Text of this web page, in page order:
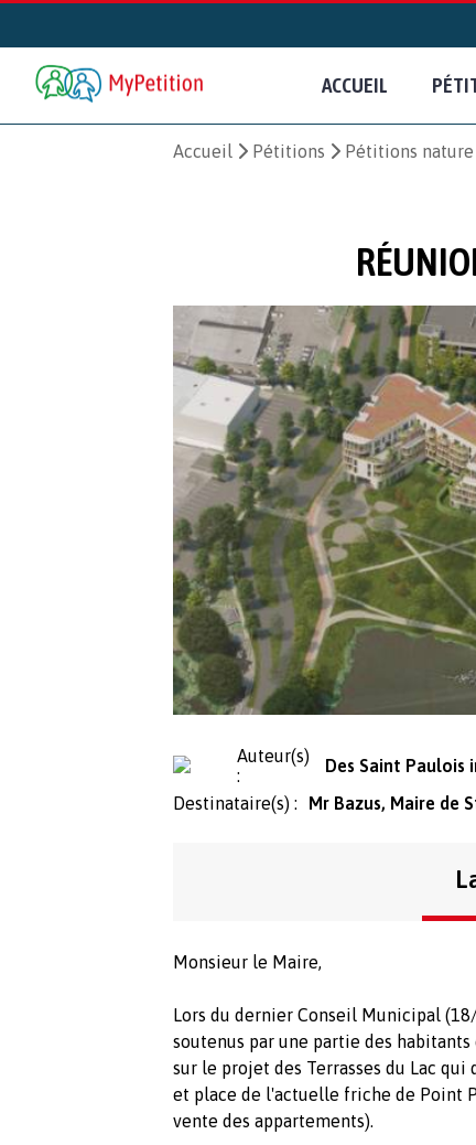
ACCUEIL
Accueil Pétitions Pétitions
Auteur(s)
:
Des Saint Paulois
Destinataire(s) :
Mr Bazus, Maire de
Monsieur le Maire,
Lors du dernier Conseil Municipal
soutenus par une partie des
sur le projet des Terrasses du Lac
et place de l'actuelle friche de Point
vente des appartements).